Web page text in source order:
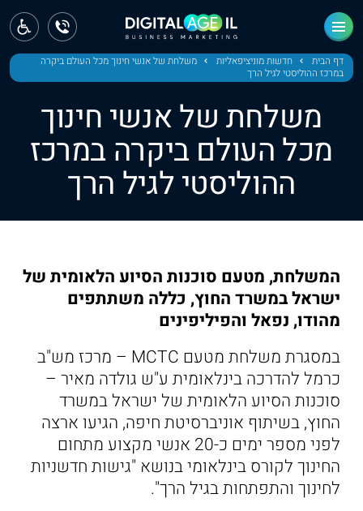
דף הבית חדשות מוניציפאליות
משלחת של אנשי חינוך מכל העולם ביקרה
במרכז ההוליסטי לגיל הרך
משלחת של אנשי חינוך
מכל העולם ביקרה במרכז
ההוליסטי לגיל הרך
המשלחת, מטעם סוכנות הסיוע הלאומית של
ישראל במשרד החוץ, כללה משתתפים
מהודו, נפאל והפיליפינים
במסגרת משלחת מטעם MCTC – מרכז מש"ב
כרמל להדרכה בינלאומית ע"ש גולדה מאיר –
סוכנות הסיוע הלאומית של ישראל במשרד
החוץ, בשיתוף אוניברסיטת חיפה, הגיעו ארצה
לפני מספר ימים כ-20 אנשי מקצוע מתחום
החינוך לקורס בינלאומי בנושא "גישות חדשניות
לחינוך והתפתחות בגיל הרך".
ראשי
חדשות
מחוז חיפה
מחוז מרכז
תל אביב